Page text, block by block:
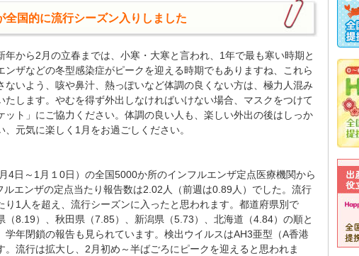
全国的に流行シーズン入りしました
年から2月の立春までは、小寒・大寒と言われ、1年で最も寒い時期と
ンザなどの冬型感染症がピークを迎える時期でもありますね、これら
ないよう、咳や鼻汁、熱っぽいなど体調の良くない方は、極力人混み
たします。やむを得ず外出しなければいけない場合、マスクをつけて
ット」にご協力ください。体調の良い人も、楽しい外出の後はしっか
、元気に楽しく1月をお過ごしください。
4日～1月１0日）の全国5000か所のインフルエンザ定点医療機関から
ルエンザの定点当たり報告数は2.02人（前週は0.89人）でした。流行
り1人を超え、流行シーズンに入ったと思われます。都道府県別で
（8.19）、秋田県（7.85）、新潟県（5.73）、北海道（4.84）の順と
学年閉鎖の報告も見られています。検出ウイルスはAH3亜型（A香港
。流行は拡大し、2月初め～半ばごろにピークを迎えると思われま